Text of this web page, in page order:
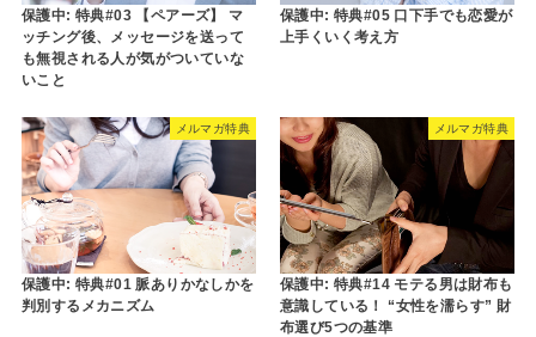
保護中: 特典#03 【ペアーズ】 マ
ッチング後、メッセージを送って
も無視される人が気がついていな
いこと
保護中: 特典#05 口下手でも恋愛が
上手くいく考え方
メルマガ特典
保護中: 特典#01 脈ありかなしかを
判別するメカニズム
メルマガ特典
保護中: 特典#14 モテる男は財布も
意識している！ “女性を濡らす” 財
布選び5つの基準